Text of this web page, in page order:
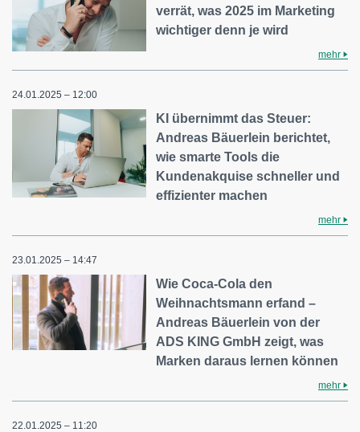
verrät, was 2025 im Marketing
wichtiger denn je wird
mehr
24.01.2025 – 12:00
KI übernimmt das Steuer:
Andreas Bäuerlein berichtet,
wie smarte Tools die
Kundenakquise schneller und
effizienter machen
mehr
23.01.2025 – 14:47
Wie Coca-Cola den
Weihnachtsmann erfand –
Andreas Bäuerlein von der
ADS KING GmbH zeigt, was
Marken daraus lernen können
mehr
22.01.2025 – 11:20